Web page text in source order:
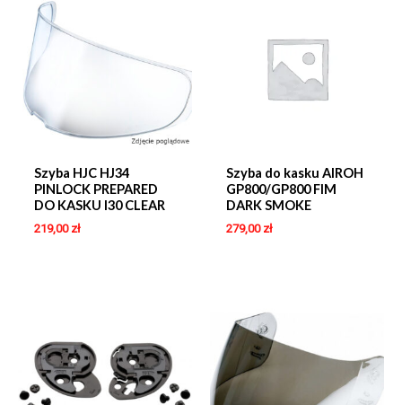
Szyba HJC HJ34
PINLOCK PREPARED
DO KASKU I30 CLEAR
219,00 zł
Szyba do kasku AIROH
GP800/GP800 FIM
DARK SMOKE
279,00 zł